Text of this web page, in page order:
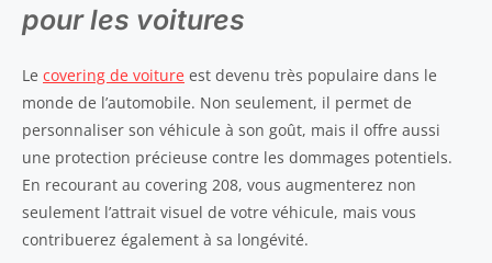
pour les voitures
Le covering de voiture est devenu très populaire dans le
monde de l’automobile. Non seulement, il permet de
personnaliser son véhicule à son goût, mais il offre aussi
une protection précieuse contre les dommages potentiels.
En recourant au covering 208, vous augmenterez non
seulement l’attrait visuel de votre véhicule, mais vous
contribuerez également à sa longévité.